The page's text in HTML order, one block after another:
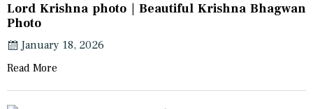
Lord Krishna photo | Beautiful Krishna Bhagwan
Photo
January 18, 2026
Read More